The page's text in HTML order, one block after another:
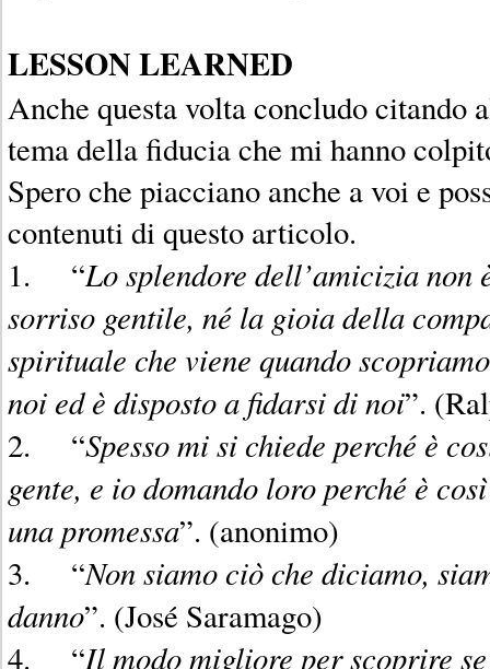
LESSON LEARNED
Anche questa volta concludo citando
tema della fiducia che mi hanno
Spero che piacciano anche a voi e
contenuti di questo articolo.
1. “Lo splendore dell’amicizia non
sorriso gentile, né la gioia della
spirituale che viene quando
noi ed è disposto a fidarsi di noi”.
2. “Spesso mi si chiede perché è
gente, e io domando loro perché è
una promessa”. (anonimo)
3. “Non siamo ciò che diciamo,
danno”. (José Saramago)
4. “Il modo migliore per scoprire